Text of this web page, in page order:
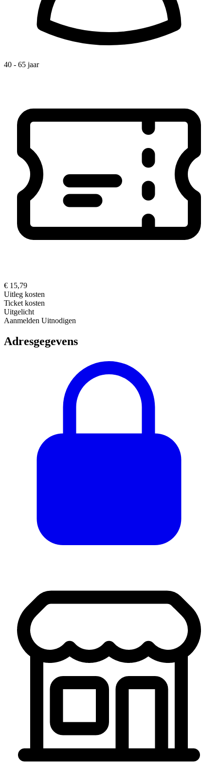
40 - 65 jaar
€ 15,79
Uitleg kosten
Ticket kosten
Uitgelicht
Aanmelden Uitnodigen
Adresgegevens